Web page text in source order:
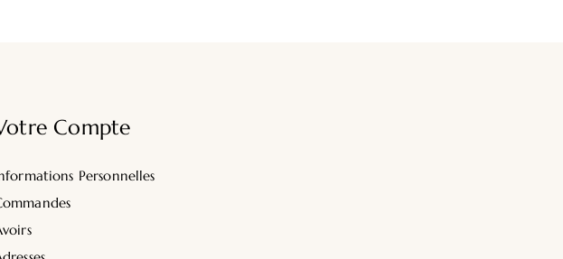
Compte
Personnelles